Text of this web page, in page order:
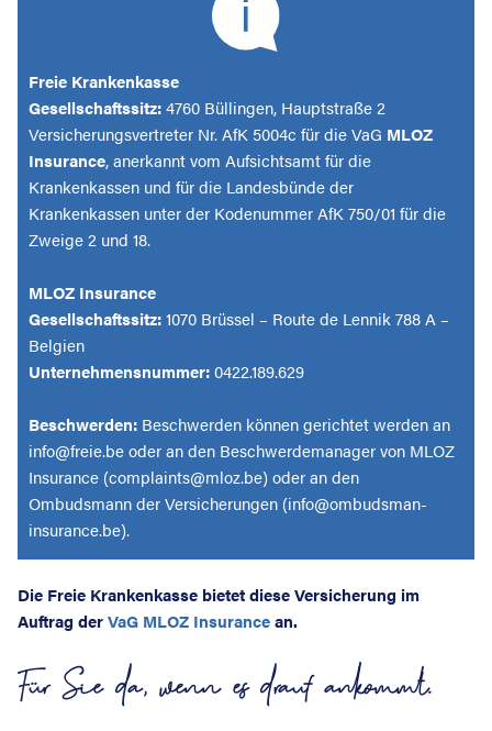
Freie Krankenkasse
Gesellschaftssitz:4760 Büllingen, Hauptstraße 2
Versicherungsvertreter Nr. AfK 5004c für die VaG MLOZ
Insurance, anerkannt vom Aufsichtsamt für die
Krankenkassen und für die Landesbünde der
Krankenkassen unter der Kodenummer AfK 750/01 für die
Zweige 2 und 18.
MLOZ Insurance
Gesellschaftssitz:1070 Brüssel – Route de Lennik 788 A –
Belgien
Unternehmensnummer:0422.189.629
Beschwerden:Beschwerden können gerichtet werden an
info@freie.be oder an den Beschwerdemanager von MLOZ
Insurance (complaints@mloz.be) oder an den
Ombudsmann der Versicherungen (info@ombudsman-
insurance.be).
Die Freie Krankenkasse bietet diese Versicherung im
Auftrag derVaG MLOZ Insurancean.
Für Sie da, wenn es drauf ankommt.